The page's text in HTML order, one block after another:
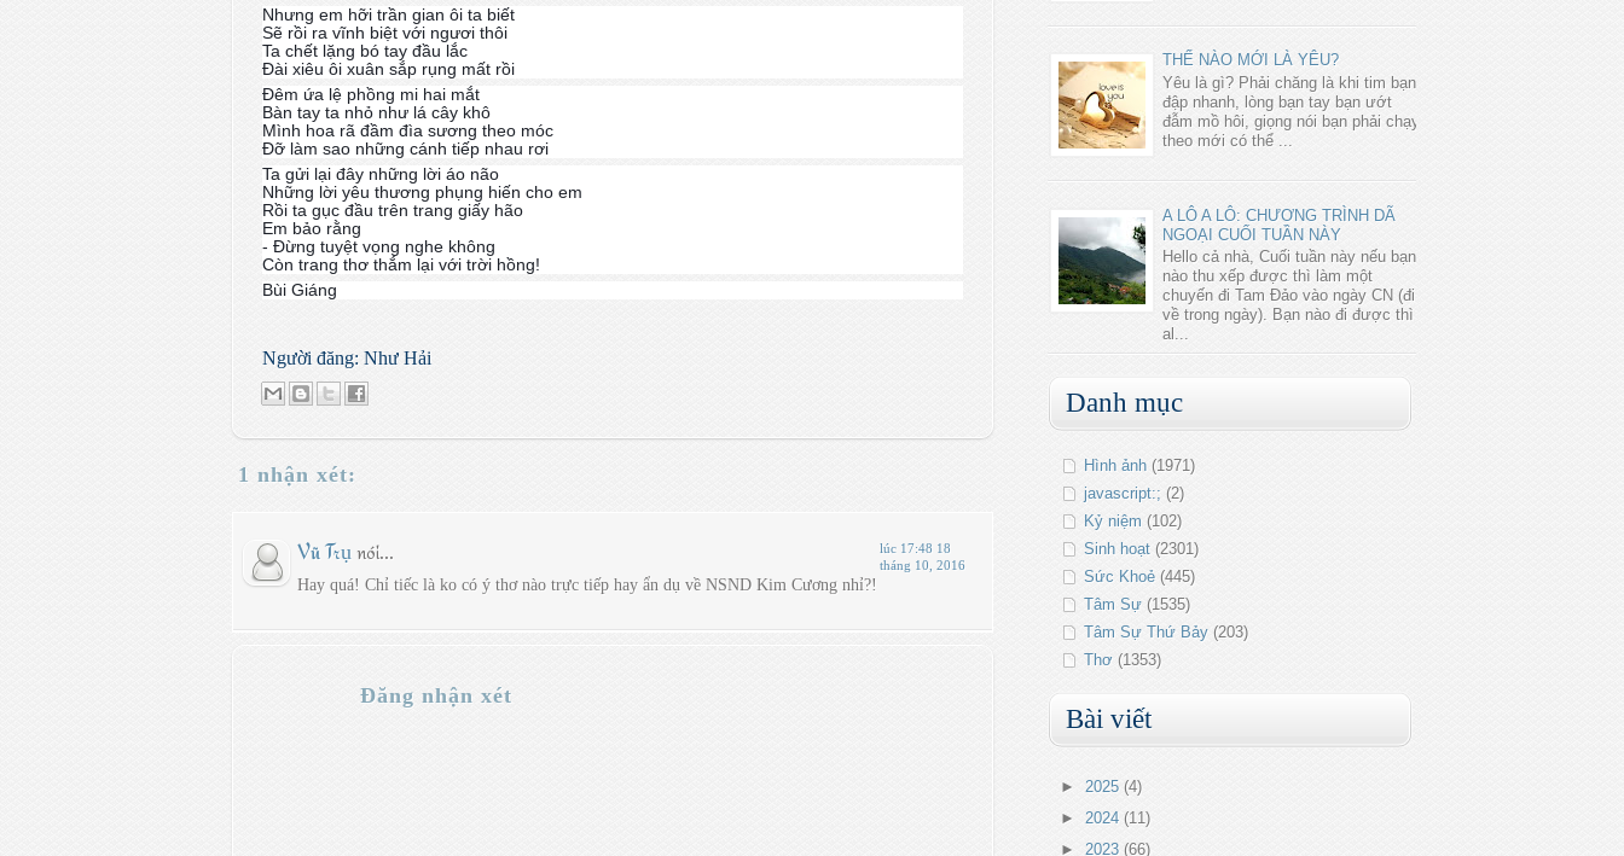
Nhưng em hỡi trần gian ôi ta biết
Sẽ rồi ra vĩnh biệt với ngươi thôi
Ta chết lặng bó tay đầu lắc
Đài xiêu ôi xuân sắp rụng mất rồi
Đêm ứa lệ phồng mi hai mắt
Bàn tay ta nhỏ như lá cây khô
Mình hoa rã đầm đìa sương theo móc
Đỡ làm sao những cánh tiếp nhau rơi
Ta gửi lại đây những lời áo não
Những lời yêu thương phụng hiến cho em
Rồi ta gục đầu trên trang giấy hão
Em bảo rằng
- Đừng tuyệt vọng nghe không
Còn trang thơ thắm lại với trời hồng!
Bùi Giáng
Người đăng: Như Hải
1 nhận xét:
Vũ Trụ nói...
Hay quá! Chỉ tiếc là ko có ý thơ nào trực tiếp hay ẩn dụ về NSND Kim Cương nhỉ?!
lúc 17:48 18
tháng 10, 2016
Đăng nhận xét
THẾ NÀO MỚI LÀ YÊU?
Yêu là gì? Phải chăng là khi tim bạn
đập nhanh, lòng bạn tay bạn ướt
đẫm mồ hôi, giọng nói bạn phải chạy
theo mới có thể ...
A LÔ A LÔ: CHƯƠNG TRÌNH DÃ
NGOẠI CUỐI TUẦN NÀY
Hello cả nhà, Cuối tuần này nếu bạn
nào thu xếp được thì làm một
chuyến đi Tam Đảo vào ngày CN (đi
về trong ngày). Bạn nào đi được thì
al...
Danh mục
Hình ảnh (1971)
javascript:; (2)
Kỷ niệm (102)
Sinh hoạt (2301)
Sức Khoẻ (445)
Tâm Sự (1535)
Tâm Sự Thứ Bảy (203)
Thơ (1353)
Bài viết
► 2025 (4)
► 2024 (11)
► 2023 (66)